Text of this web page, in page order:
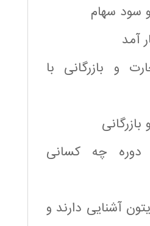
سود سهام
آمد
و بازرگانی با
دوره چه کسانی
آشنایی دارند و